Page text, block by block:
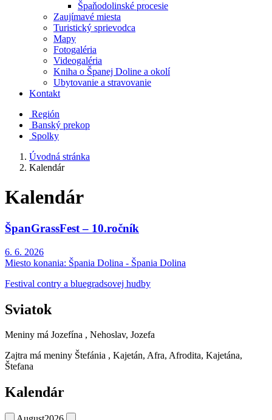
Špaňodolinské procesie
Zaujímavé miesta
Turistický sprievodca
Mapy
Fotogaléria
Videogaléria
Kniha o Španej Doline a okolí
Ubytovanie a stravovanie
Kontakt
Región
Banský prekop
Spolky
Úvodná stránka
Kalendár
Kalendár
ŠpanGrassFest – 10.ročník
6. 6. 2026
Miesto konania: Špania Dolina - Špania Dolina
Festival contry a bluegradsovej hudby
Sviatok
Meniny má Jozefína , Nehoslav, Jozefa
Zajtra má meniny Štefánia , Kajetán, Afra, Afrodita, Kajetána,
Štefana
Kalendár